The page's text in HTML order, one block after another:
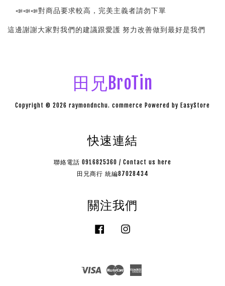
📣📣📣對商品要求較高，完美主義者請勿下單
這邊謝謝大家對我們的建議跟愛護 努力改善做到最好是我們
田兄BroTin
Copyright © 2026 raymondnchu. commerce Powered by EasyStore
快速連結
聯絡電話 0916825360 / Contact us here
田兄商行 統編87028434
關注我們
Facebook
Visa Master